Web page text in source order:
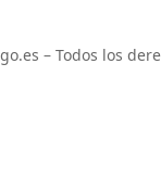
– Todos los